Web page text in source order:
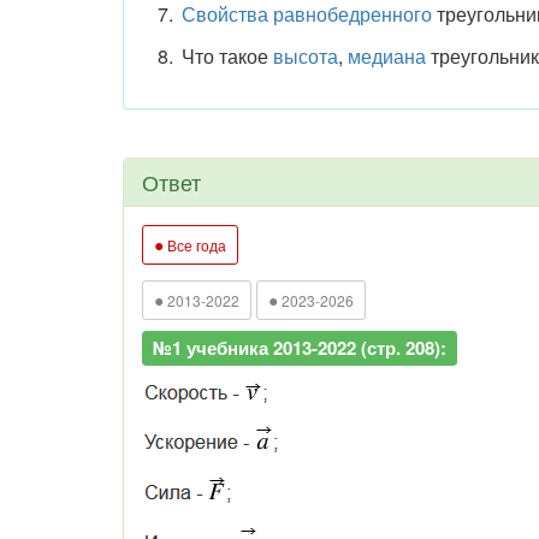
Свойства равнобедренного
Что такое высота, медиана
Ответ
● Все года
● 2013-2022 ● 2023-2026
№1 учебника 2013-2022 (стр. 208):